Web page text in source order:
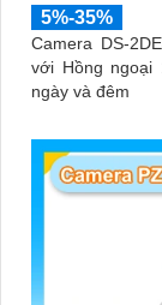
5%-35%
Camera DS-
với Hồng ngoại
ngày và đêm